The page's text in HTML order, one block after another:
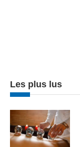
Les plus lus